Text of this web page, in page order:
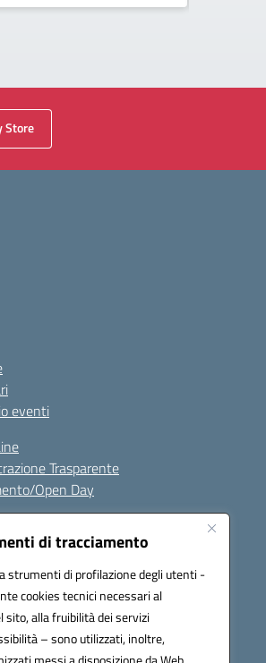
di tracciamento
strumenti di profilazione degli utenti -
cookies tecnici necessari al
alla fruibilità dei servizi
– sono utilizzati, inoltre,
Store
eventi
Trasparente
Open Day
Seguici su: